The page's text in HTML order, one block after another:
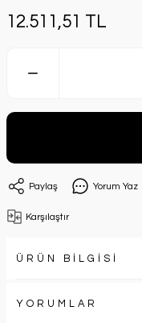
12.511,51 TL
Paylaş Yorum Yaz
Karşılaştır
ÜRÜN BİLGİSİ
YORUMLAR